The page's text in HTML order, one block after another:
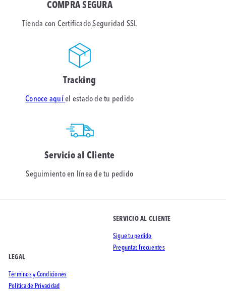
COMPRA SEGURA
Tienda con Certificado Seguridad SSL
Tracking
Conoce aquíel estado de tu pedido
Servicio al Cliente
Seguimiento en línea de tu pedido
SERVICIO AL CLIENTE
Sigue tu pedido
Preguntas frecuentes
LEGAL
Términos y Condiciones
Política de Privacidad